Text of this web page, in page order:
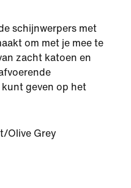
schijnwerpers met
om met je mee te
zacht katoen en
geven op het
Olive Grey